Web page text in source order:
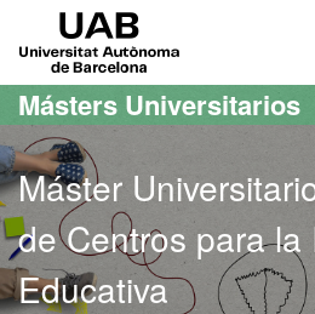
Acceso al contenido principal
Acceso a la navegación de la página
Másters Universitarios
Máster
de Centros para la
Educativa